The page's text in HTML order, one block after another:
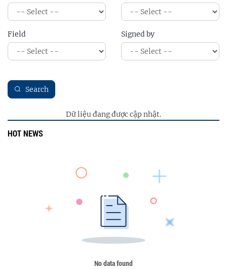
Field Signed by
Search
Dữ liệu đang được cập nhật.
HOT NEWS
No data found